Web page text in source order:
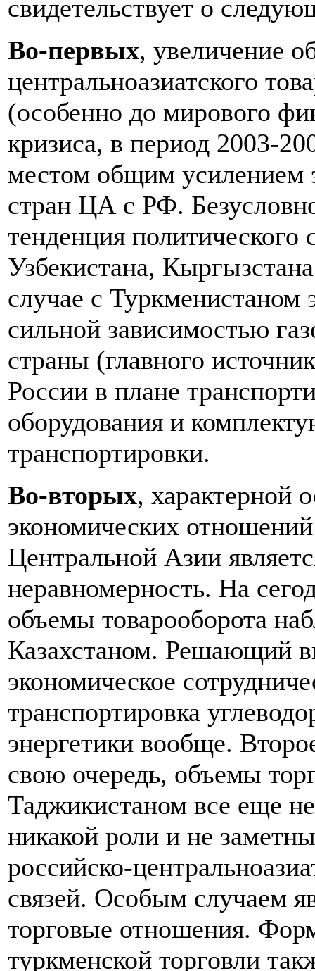
свидетельствует о
Во-первых, увеличение
центральноазиатского
(особенно до мирового
кризиса, в период 2003-
местом общим усилением
стран ЦА с РФ.
тенденция политического
Узбекистана,
случае с Туркменистаном
сильной зависимостью
страны (главного
России в плане
оборудования и
транспортировки.
Во-вторых, характерной
экономических
Центральной Азии
неравномерность. На
объемы товарооборота
Казахстаном. Решающий
экономическое
транспортировка
энергетики вообще.
свою очередь, объемы
Таджикистаном все еще
никакой роли и не
российско-
связей. Особым случаем
торговые отношения.
туркменской торговли